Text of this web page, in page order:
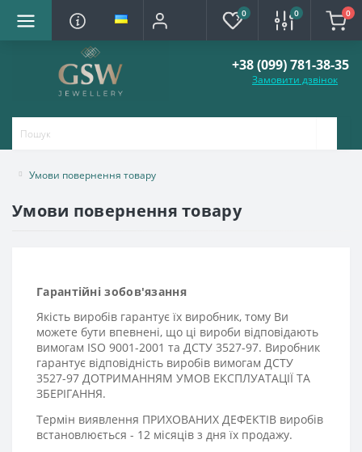
0 0 0
+38 (099) 781-38-35
Замовити дзвінок
Умови повернення товару
Умови повернення товару
Гарантійні зобов'язання
Якість виробів гарантує їх виробник, тому Ви
можете бути впевнені, що ці вироби відповідають
вимогам ISO 9001-2001 та ДСТУ 3527-97. Виробник
гарантує відповідність виробів вимогам ДСТУ
3527-97 ДОТРИМАННЯМ УМОВ ЕКСПЛУАТАЦІЇ ТА
ЗБЕРІГАННЯ.
Термін виявлення ПРИХОВАНИХ ДЕФЕКТІВ виробів
встановлюється - 12 місяців з дня їх продажу.